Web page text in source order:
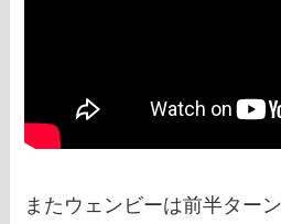
またウェンビーは前半ター